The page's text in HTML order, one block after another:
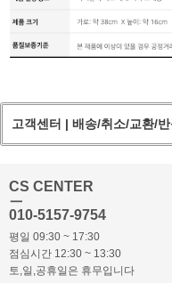
고객센터 | 배송/취소/교환/반
CS CENTER
ㅡ
010-5157-9754
평일 09:30 ~ 17:30
점심시간 12:30 ~ 13:30
토,일,공휴일은 휴무입니다